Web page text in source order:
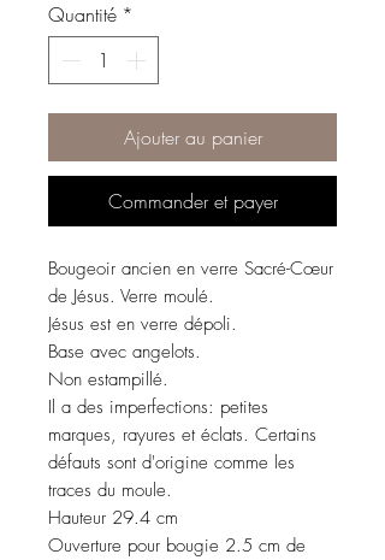
Quantité *
Ajouter au panier
Commander et payer
Bougeoir ancien en verre Sacré-Cœur
de Jésus. Verre moulé.
Jésus est en verre dépoli.
Base avec angelots.
Non estampillé.
Il a des imperfections: petites
marques, rayures et éclats. Certains
défauts sont d'origine comme les
traces du moule.
Hauteur 29.4 cm
Ouverture pour bougie 2.5 cm de